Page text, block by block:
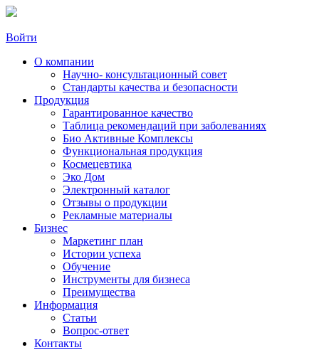
Войти
О компании
Научно- консультационный совет
Стандарты качества и безопасности
Продукция
Гарантированное качество
Таблица рекомендаций при заболеваниях
Био Активные Комплексы
Функциональная продукция
Космецевтика
Эко Дом
Электронный каталог
Отзывы о продукции
Рекламные материалы
Бизнес
Маркетинг план
Истории успеха
Обучение
Инструменты для бизнеса
Преимущества
Информация
Статьи
Вопрос-ответ
Контакты